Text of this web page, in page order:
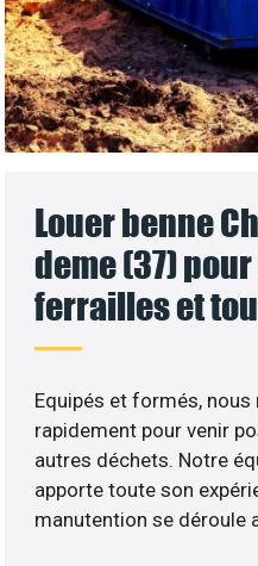
Louer benne
deme (37)
ferrailles et
Equipés et formés, nous
rapidement pour venir
autres déchets. Notre
apporte toute son
manutention se déroule